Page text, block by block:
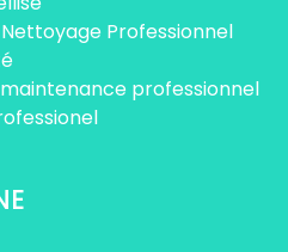
Professionnel
professionnel